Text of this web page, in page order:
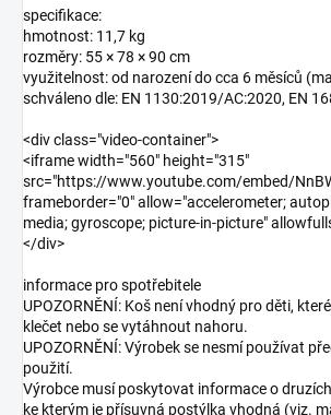
specifikace:
hmotnost: 11,7 kg
rozměry: 55 × 78 × 90 cm
využitelnost: od narození do cca 6 měsíců
schváleno dle: EN 1130:2019/AC:2020, EN
<div class="video-container">
<iframe width="560" height="315"
src="https://www.youtube.com/embed/
frameborder="0" allow="accelerometer;
media; gyroscope; picture-in-picture"
</div>
informace pro spotřebitele
UPOZORNĚNÍ: Koš není vhodný pro děti,
klečet nebo se vytáhnout nahoru.
UPOZORNĚNÍ: Výrobek se nesmí používat
použití.
Výrobce musí poskytovat informace o
ke kterým je přísuvná postýlka vhodná (viz.